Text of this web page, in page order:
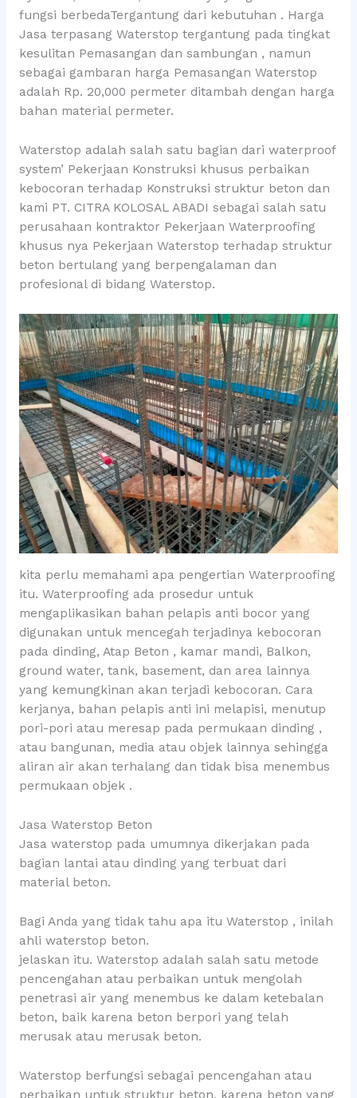
fungsi berbedaTergantung dari kebutuhan . Harga
Jasa terpasang Waterstop tergantung pada tingkat
kesulitan Pemasangan dan sambungan , namun
sebagai gambaran harga Pemasangan Waterstop
adalah Rp. 20,000 permeter ditambah dengan harga
bahan material permeter.
Waterstop adalah salah satu bagian dari waterproof
system’ Pekerjaan Konstruksi khusus perbaikan
kebocoran terhadap Konstruksi struktur beton dan
kami PT. CITRA KOLOSAL ABADI sebagai salah satu
perusahaan kontraktor Pekerjaan Waterproofing
khusus nya Pekerjaan Waterstop terhadap struktur
beton bertulang yang berpengalaman dan
profesional di bidang Waterstop.
kita perlu memahami apa pengertian Waterproofing
itu. Waterproofing ada prosedur untuk
mengaplikasikan bahan pelapis anti bocor yang
digunakan untuk mencegah terjadinya kebocoran
pada dinding, Atap Beton , kamar mandi, Balkon,
ground water, tank, basement, dan area lainnya
yang kemungkinan akan terjadi kebocoran. Cara
kerjanya, bahan pelapis anti ini melapisi, menutup
pori-pori atau meresap pada permukaan dinding ,
atau bangunan, media atau objek lainnya sehingga
aliran air akan terhalang dan tidak bisa menembus
permukaan objek .
Jasa Waterstop Beton
Jasa waterstop pada umumnya dikerjakan pada
bagian lantai atau dinding yang terbuat dari
material beton.
Bagi Anda yang tidak tahu apa itu Waterstop , inilah
ahli waterstop beton.
jelaskan itu. Waterstop adalah salah satu metode
pencengahan atau perbaikan untuk mengolah
penetrasi air yang menembus ke dalam ketebalan
beton, baik karena beton berpori yang telah
merusak atau merusak beton.
Waterstop berfungsi sebagai pencengahan atau
perbaikan untuk struktur beton, karena beton yang